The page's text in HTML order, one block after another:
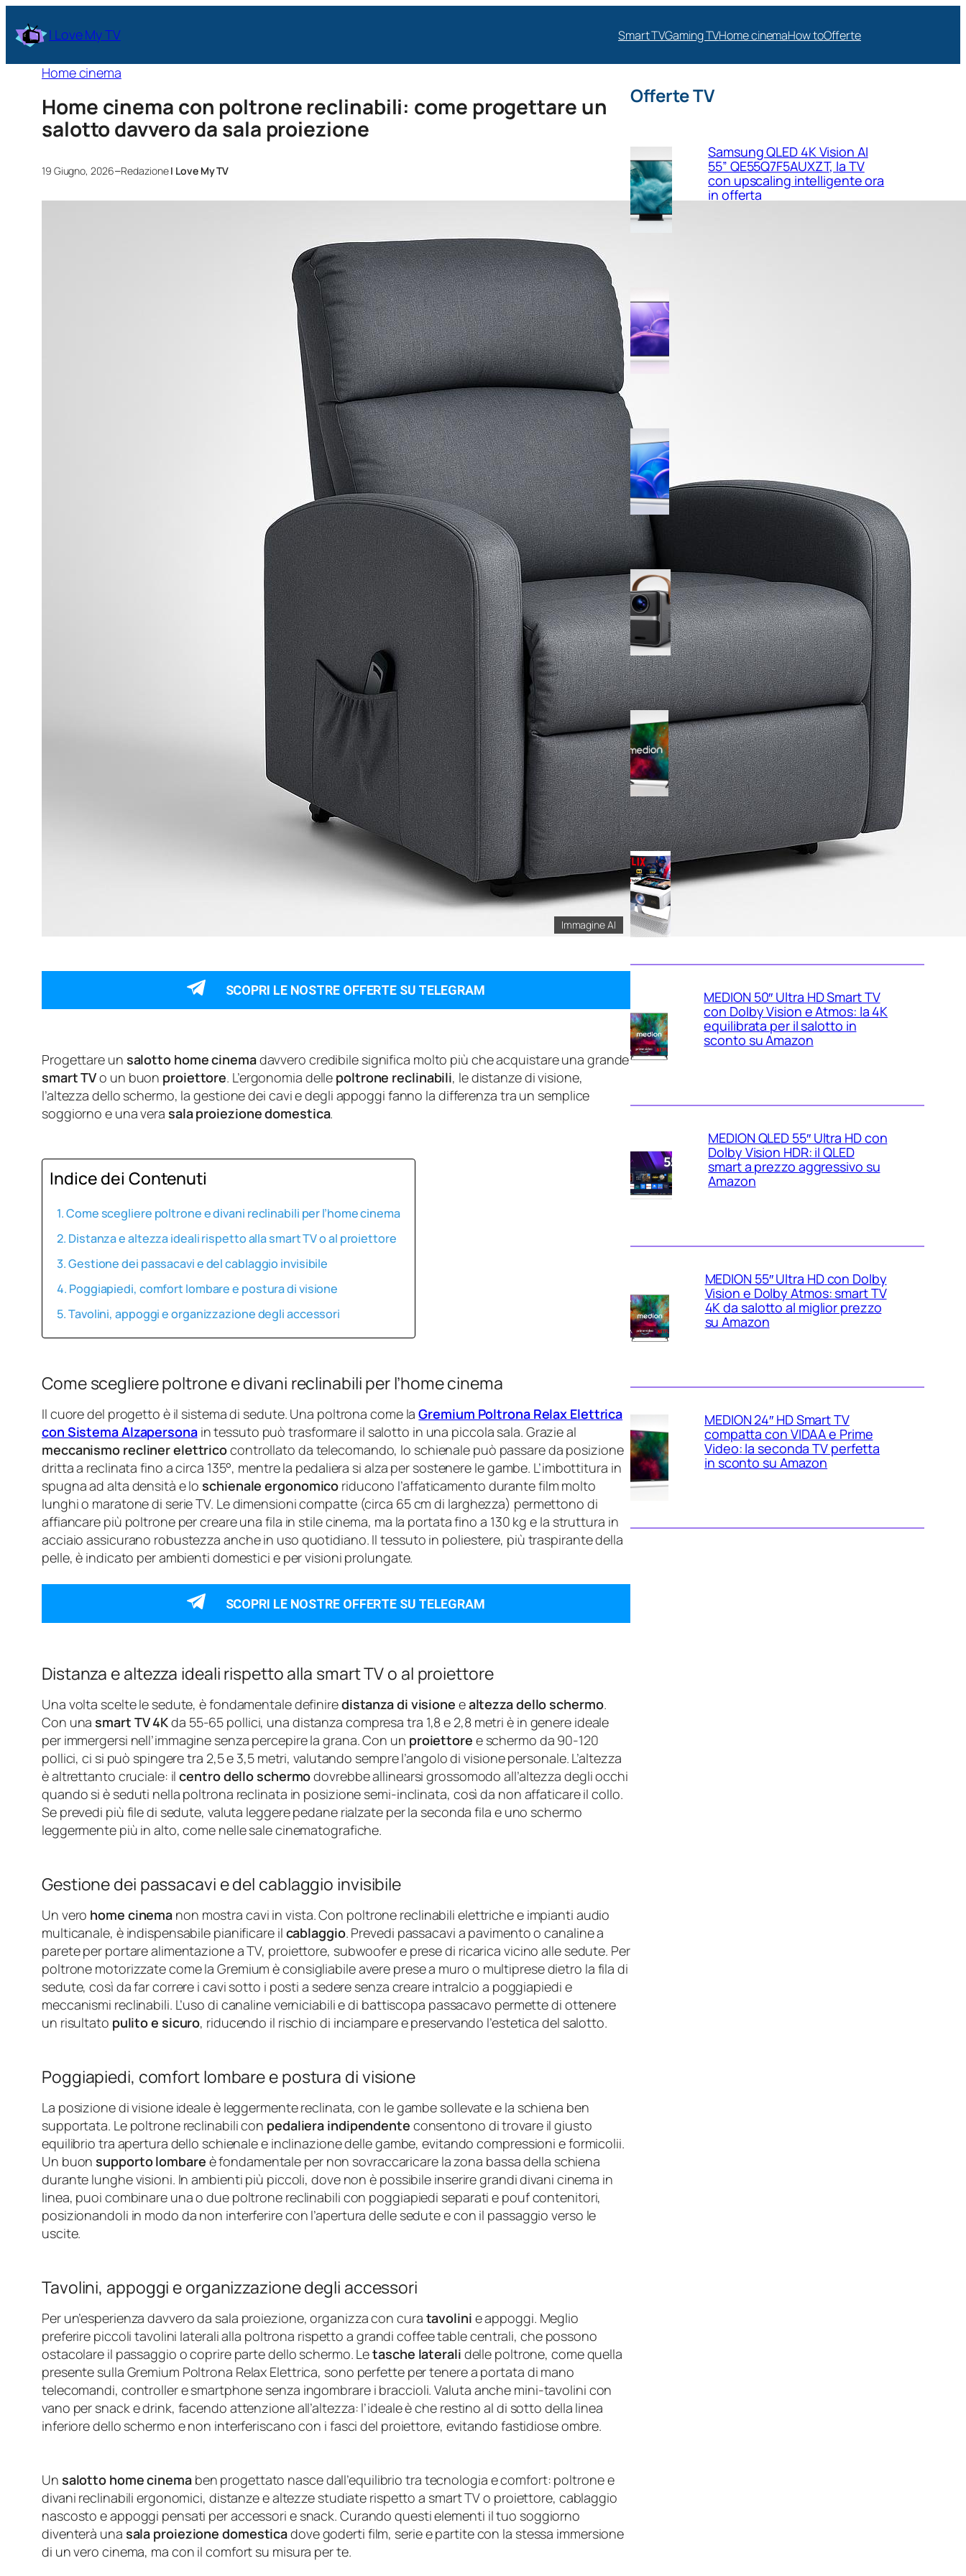
I Love My TV Smart TVGaming TVHome cinemaHow toOfferte
Home cinema
Home cinema con poltrone reclinabili: come progettare un
salotto davvero da sala proiezione
19 Giugno, 2026–RedazioneI Love My TV
Immagine AI
SCOPRI LE NOSTRE OFFERTE SU TELEGRAM
Progettare un salotto home cinemadavvero credibile significa molto più che acquistare una grande
smart TVo un buon proiettore. L’ergonomia delle poltrone reclinabili, le distanze di visione,
l’altezza dello schermo, la gestione dei cavi e degli appoggi fanno la differenza tra un semplice
soggiorno e una vera sala proiezione domestica.
Indice dei Contenuti
Come scegliere poltrone e divani reclinabili per l’home cinema
Distanza e altezza ideali rispetto alla smart TV o al proiettore
Gestione dei passacavi e del cablaggio invisibile
Poggiapiedi, comfort lombare e postura di visione
Tavolini, appoggi e organizzazione degli accessori
Come scegliere poltrone e divani reclinabili per l’home cinema
Il cuore del progetto è il sistema di sedute. Una poltrona come laGremium Poltrona Relax Elettrica
con Sistema Alzapersonain tessuto può trasformare il salotto in una piccola sala. Grazie al
meccanismo recliner elettricocontrollato da telecomando, lo schienale può passare da posizione
dritta a reclinata fino a circa 135°, mentre la pedaliera si alza per sostenere le gambe. L’imbottitura in
spugna ad alta densità e loschienale ergonomico riducono l’affaticamento durante film molto
lunghi o maratone di serie TV. Le dimensioni compatte (circa 65 cm di larghezza) permettono di
affiancare più poltrone per creare una fila in stile cinema, ma la portata fino a 130 kg e la struttura in
acciaio assicurano robustezza anche in uso quotidiano. Il tessuto in poliestere, più traspirante della
pelle, è indicato per ambienti domestici e per visioni prolungate.
SCOPRI LE NOSTRE OFFERTE SU TELEGRAM
Distanza e altezza ideali rispetto alla smart TV o al proiettore
Una volta scelte le sedute, è fondamentale definiredistanza di visione ealtezza dello schermo.
Con unasmart TV 4Kda 55-65 pollici, una distanza compresa tra 1,8 e 2,8 metri è in genere ideale
per immergersi nell’immagine senza percepire la grana. Con un proiettore e schermo da 90-120
pollici, ci si può spingere tra 2,5 e 3,5 metri, valutando sempre l’angolo di visione personale. L’altezza
è altrettanto cruciale: ilcentro dello schermodovrebbe allinearsi grossomodo all’altezza degli occhi
quando si è seduti nella poltrona reclinata in posizione semi-inclinata, così da non affaticare il collo.
Se prevedi più file di sedute, valuta leggere pedane rialzate per la seconda fila e uno schermo
leggermente più in alto, come nelle sale cinematografiche.
Gestione dei passacavi e del cablaggio invisibile
Un vero home cinema non mostra cavi in vista. Con poltrone reclinabili elettriche e impianti audio
multicanale, è indispensabile pianificare il cablaggio. Prevedi passacavi a pavimento o canaline a
parete per portare alimentazione a TV, proiettore, subwoofer e prese di ricarica vicino alle sedute. Per
poltrone motorizzate come la Gremium è consigliabile avere prese a muro o multiprese dietro la fila di
sedute, così da far correre i cavi sotto i posti a sedere senza creare intralcio a poggiapiedi e
meccanismi reclinabili. L’uso di canaline verniciabili e di battiscopa passacavo permette di ottenere
un risultato pulito e sicuro, riducendo il rischio di inciampare e preservando l’estetica del salotto.
Poggiapiedi, comfort lombare e postura di visione
La posizione di visione ideale è leggermente reclinata, con le gambe sollevate e la schiena ben
supportata. Le poltrone reclinabili con pedaliera indipendente consentono di trovare il giusto
equilibrio tra apertura dello schienale e inclinazione delle gambe, evitando compressioni e formicolii.
Un buonsupporto lombare è fondamentale per non sovraccaricare la zona bassa della schiena
durante lunghe visioni. In ambienti più piccoli, dove non è possibile inserire grandi divani cinema in
linea, puoi combinare una o due poltrone reclinabili con poggiapiedi separati e pouf contenitori,
posizionandoli in modo da non interferire con l’apertura delle sedute e con il passaggio verso le
uscite.
Tavolini, appoggi e organizzazione degli accessori
Per un’esperienza davvero da sala proiezione, organizza con cura tavolini e appoggi. Meglio
preferire piccoli tavolini laterali alla poltrona rispetto a grandi coffee table centrali, che possono
ostacolare il passaggio o coprire parte dello schermo. Letasche laterali delle poltrone, come quella
presente sulla Gremium Poltrona Relax Elettrica, sono perfette per tenere a portata di mano
telecomandi, controller e smartphone senza ingombrare i braccioli. Valuta anche mini-tavolini con
vano per snack e drink, facendo attenzione all’altezza: l’ideale è che restino al di sotto della linea
inferiore dello schermo e non interferiscano con i fasci del proiettore, evitando fastidiose ombre.
Un salotto home cinemaben progettato nasce dall’equilibrio tra tecnologia e comfort: poltrone e
divani reclinabili ergonomici, distanze e altezze studiate rispetto a smart TV o proiettore, cablaggio
nascosto e appoggi pensati per accessori e snack. Curando questi elementi il tuo soggiorno
diventerà una sala proiezione domesticadove goderti film, serie e partite con la stessa immersione
di un vero cinema, ma con il comfort su misura per te.
Offerte TV
Samsung QLED 4K Vision AI
55” QE55Q7F5AUXZT, la TV
con upscaling intelligente ora
in offerta
prezzo ribassato
WiMiUS proiettore portatile 4K
smart con Netflix ready, il mini
cinema tascabile in promo su
Amazon
Medion 55″ QLED 4K
MD855701, smart TV completa
con Dolby Vision e app
integrate in offerta su Amazon
Mini proiettore smart 4K con
WiFi 6 e touchscreen, il
compatto perfetto per il
MEDION 50″ Ultra HD Smart TV
con Dolby Vision e Atmos: la 4K
equilibrata per il salotto in
sconto su Amazon
MEDION QLED 55″ Ultra HD con
Dolby Vision HDR: il QLED
smart a prezzo aggressivo su
Amazon
MEDION 55″ Ultra HD con Dolby
Vision e Dolby Atmos: smart TV
4K da salotto al miglior prezzo
su Amazon
MEDION 24″ HD Smart TV
compatta con VIDAA e Prime
Video: la seconda TV perfetta
in sconto su Amazon